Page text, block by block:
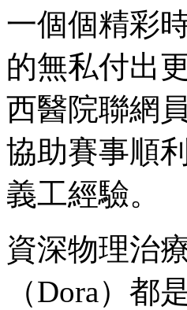
一個個精彩
的無私付出
西醫院聯網
協助賽事順
義工經驗。
資深物理治
（Dora）